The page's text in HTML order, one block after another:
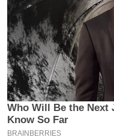
P
L
2
0
2
6
क्रा